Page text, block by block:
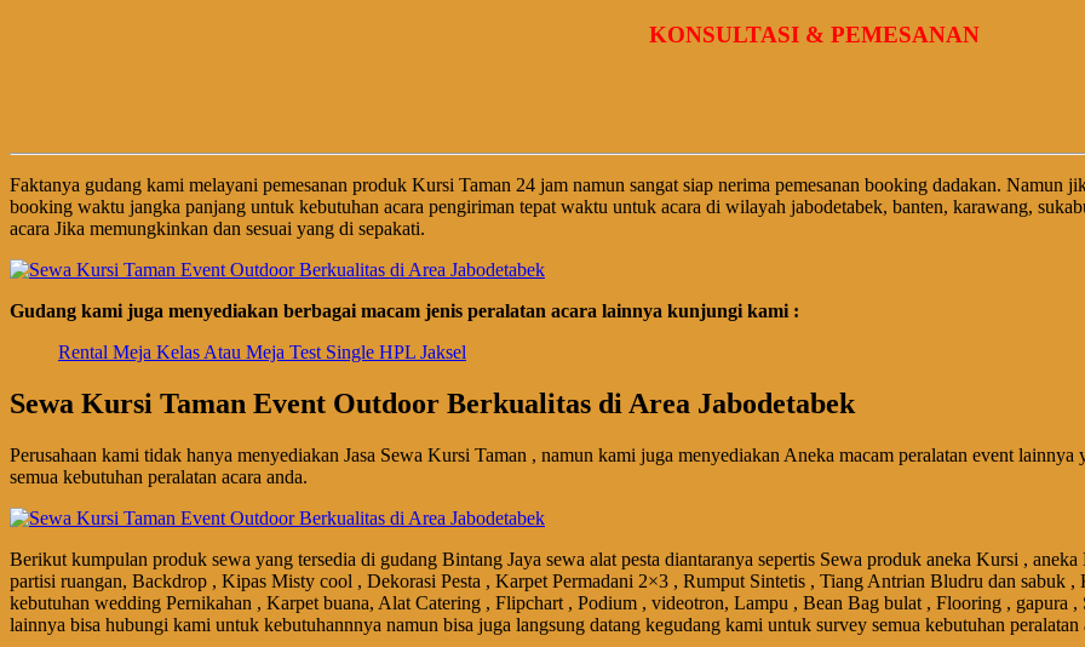
KONSULTASI & PEMESANAN
Faktanya gudang kami melayani pemesanan produk Kursi Taman 24 jam namun sangat siap nerima pemesanan booking dadakan. Namun
booking waktu jangka panjang untuk kebutuhan acara pengiriman tepat waktu untuk acara di wilayah jabodetabek, banten, karawang,
acara Jika memungkinkan dan sesuai yang di sepakati.
Gudang kami juga menyediakan berbagai macam jenis peralatan acara lainnya kunjungi kami :
Rental Meja Kelas Atau Meja Test Single HPL Jaksel
Sewa Kursi Taman Event Outdoor Berkualitas di Area Jabodetabek
Perusahaan kami tidak hanya menyediakan Jasa Sewa Kursi Taman , namun kami juga menyediakan Aneka macam peralatan event
semua kebutuhan peralatan acara anda.
Berikut kumpulan produk sewa yang tersedia di gudang Bintang Jaya sewa alat pesta diantaranya sepertis Sewa produk aneka Kursi ,
partisi ruangan, Backdrop , Kipas Misty cool , Dekorasi Pesta , Karpet Permadani 2×3 , Rumput Sintetis , Tiang Antrian Bludru dan sabuk
kebutuhan wedding Pernikahan , Karpet buana, Alat Catering , Flipchart , Podium , videotron, Lampu , Bean Bag bulat , Flooring , gapura ,
lainnya bisa hubungi kami untuk kebutuhannnya namun bisa juga langsung datang kegudang kami untuk survey semua kebutuhan peralatan